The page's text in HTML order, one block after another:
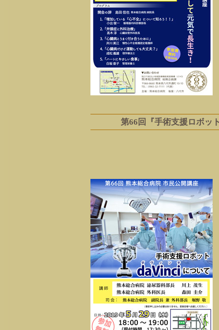
第66回『手術支援ロボッ